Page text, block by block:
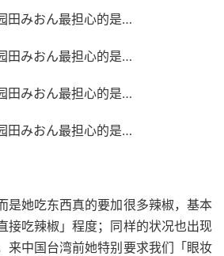
是她吃东西真的要加很多辣椒，基本
接吃辣椒」程度；同样的状况也出现
来中国台湾前她特别要求我们「眼妆